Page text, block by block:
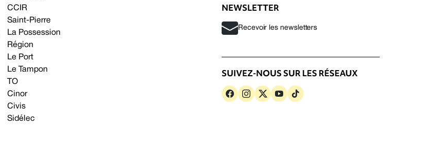
CCIR
Saint-Pierre
La Possession
Région
Le Port
Le Tampon
TO
Cinor
Civis
Sidélec
NEWSLETTER
Recevoir les newsletters
SUIVEZ-NOUS SUR LES RÉSEAUX